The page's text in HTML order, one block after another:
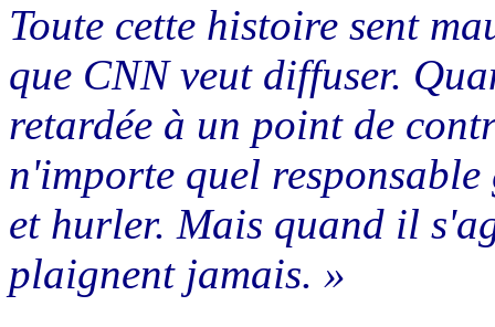
Toute cette histoire sent
que CNN veut diffuser.
retardée à un point de
n'importe quel
et hurler. Mais quand il
plaignent jamais. »